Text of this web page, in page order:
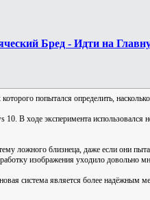
Бред - Идти на
попытался определить,
В ходе эксперимента
ложного близнеца, даже если они
изображения уходило довольно
система является более надёжным